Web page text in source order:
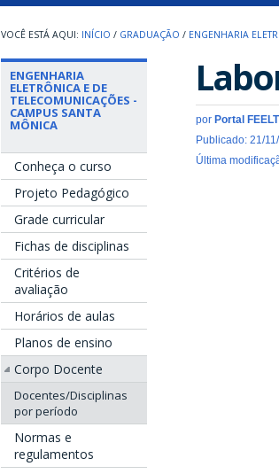
INÍCIO / GRADUAÇÃO / ENGENHARIA
ENGENHARIA
ELETRÔNICA E DE
TELECOMUNICAÇÕES -
CAMPUS SANTA
MÔNICA
Conheça o curso
Projeto Pedagógico
Grade curricular
Fichas de disciplinas
Critérios de
avaliação
Horários de aulas
Planos de ensino
Corpo Docente
Docentes/Disciplinas
por período
Normas e
regulamentos
por Portal FEELT
Publicado: 21/
Última